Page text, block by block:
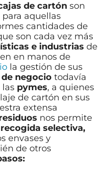
de cartón son
aquellas
cantidades de
son cada vez más
e industrias de
en manos de
la gestión de sus
negocio todavía
pymes, a quienes
de cartón en sus
extensa
nos permite
selectiva,
envases y
de otros